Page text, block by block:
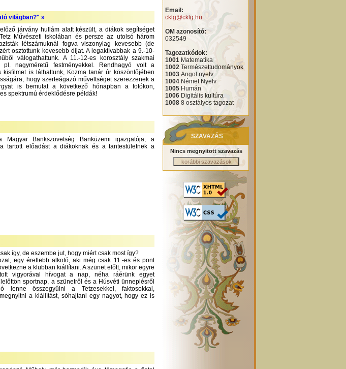
világban?" »
járvány hullám alatt készült, a diákok segítséget
Művészeti iskolában és persze az utolsó három
létszámuknál fogva viszonylag kevesebb (de
osztottunk kevesebb díjat. A legaktívabbak a 9.-10-
válogathattunk. A 11.-12-es korosztály szakmai
nagyméretű festményekkel. Rendhagyó volt a
is láthattunk, Kozma tanár úr köszöntőjében
hogy szerteágazó műveltséget szerezzenek a
is bemutat a következő hónapban a fotókon,
spektrumú érdeklődésre példák!
Bankszövetség Banküzemi igazgatója, a
tartott előadást a diákoknak és a tantestületnek a
így, de eszembe jut, hogy miért csak most így?
egy érettebb alkotó, aki még csak 11.-es és pont
a klubban kiállítani. A szünet előtt, mikor egyre
vigyorával hívogat a nap, néha ráérünk egyet
sportnap, a szünetről és a Húsvéti ünneplésről
összegyűlni a Tetzesekkel, faktosokkal,
a kiállítást, sóhajtani egy nagyot, hogy ez is
Email:
cklg@cklg.hu
OM azonosító:
032549
Tagozatkódok:
1001 Matematika
1002 Természettudományok
1003 Angol nyelv
1004 Német Nyelv
1005 Humán
1006 Digitális kultúra
1008 8 osztályos tagozat
SZAVAZÁS
Nincs megnyitott szavazás